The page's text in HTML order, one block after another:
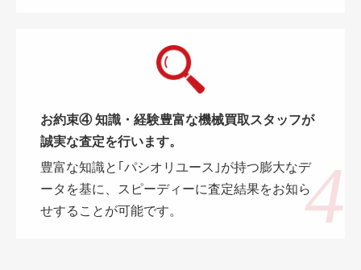
お約束④ 知識・経験豊富な機械買取スタッフが
誠実な査定を行います。
豊富な知識と｢パシオリユース｣が持つ膨大なデ
ータを基に、スピーディーに査定結果をお知ら
せすることが可能です。